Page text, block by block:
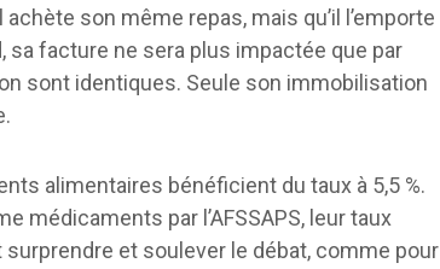
achète son même repas, mais qu’il l’emporte
facture ne sera plus impactée que par
sont identiques. Seule son immobilisation
alimentaires bénéficient du taux à 5,5 %.
médicaments par l’AFSSAPS, leur taux
et soulever le débat, comme pour